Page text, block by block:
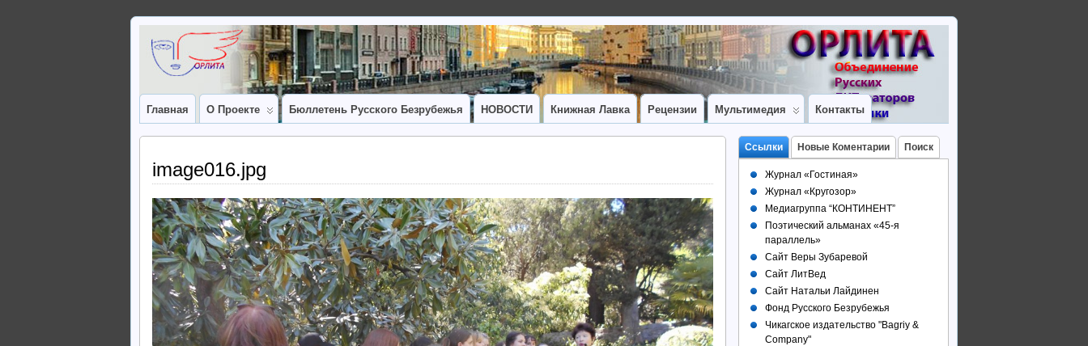
Главная О Проекте Бюллетень Русского Безрубежья НОВОСТИ Книжная Лавка Рецензии Мультимедия Контакты
image016.jpg
Ссылки Новые Коментарии Поиск
Журнал «Гостиная»
Журнал «Кругозор»
Медиагруппа “КОНТИНЕНТ”
Поэтический альманах «45-я
параллель»
Сайт Веры Зубаревой
Сайт ЛитВед
Сайт Натальи Лайдинен
Фонд Русского Безрубежья
Чикагское издательство "Bagriy &
Company"